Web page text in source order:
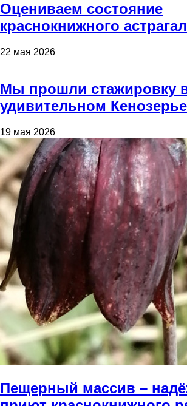
Оцениваем состояние
краснокнижного
22 мая 2026
Мы прошли стажировку
удивительном Кенозерье
19 мая 2026
Пещерный массив –